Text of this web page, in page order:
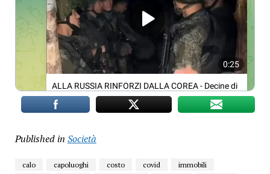
Published in Società
calo capoluoghi costo covid
immobili